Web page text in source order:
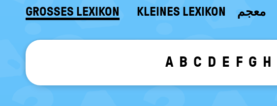
GROSSES LEXIKON KLEINES LEXIKON معجم
A B C D E F G H